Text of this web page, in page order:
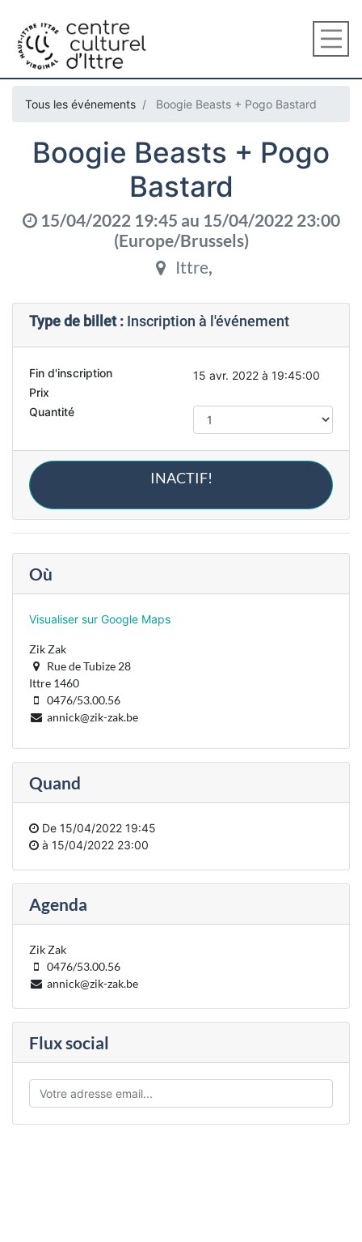
Tous les événements Boogie Beasts + Pogo Bastard
Boogie Beasts + Pogo
Bastard
15/04/2022 19:45 au 15/04/2022 23:00
(Europe/Brussels)
Ittre,
Type de billet : Inscription à l'événement
Fin d'inscription
15 avr. 2022 à 19:45:00
Prix
Quantité
INACTIF!
Où
Visualiser sur Google Maps
Zik Zak
Rue de Tubize 28
Ittre 1460
0476/53.00.56
annick@zik-zak.be
Quand
De 15/04/2022 19:45
à 15/04/2022 23:00
Agenda
Zik Zak
0476/53.00.56
annick@zik-zak.be
Flux social